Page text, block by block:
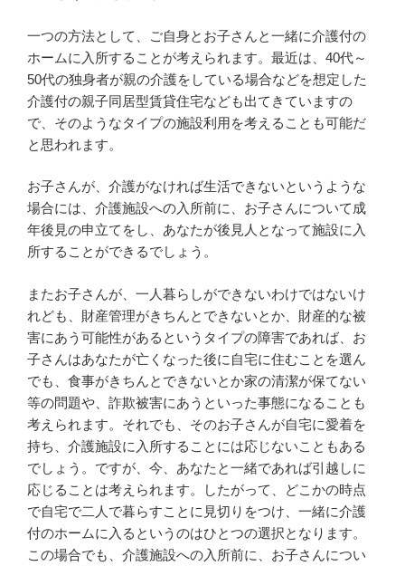
一つの方法として、ご自身とお子さんと一緒に介護付の
ホームに入所することが考えられます。最近は、40代～
50代の独身者が親の介護をしている場合などを想定した
介護付の親子同居型賃貸住宅なども出てきていますの
で、そのようなタイプの施設利用を考えることも可能だ
と思われます。
お子さんが、介護がなければ生活できないというような
場合には、介護施設への入所前に、お子さんについて成
年後見の申立てをし、あなたが後見人となって施設に入
所することができるでしょう。
またお子さんが、一人暮らしができないわけではないけ
れども、財産管理がきちんとできないとか、財産的な被
害にあう可能性があるというタイプの障害であれば、お
子さんはあなたが亡くなった後に自宅に住むことを選ん
でも、食事がきちんとできないとか家の清潔が保てない
等の問題や、詐欺被害にあうといった事態になることも
考えられます。それでも、そのお子さんが自宅に愛着を
持ち、介護施設に入所することには応じないこともある
でしょう。ですが、今、あなたと一緒であれば引越しに
応じることは考えられます。したがって、どこかの時点
で自宅で二人で暮らすことに見切りをつけ、一緒に介護
付のホームに入るというのはひとつの選択となります。
この場合でも、介護施設への入所前に、お子さんについ